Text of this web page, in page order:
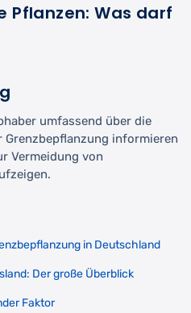
Pflanzen: Was darf
umfassend über die
informieren
Vermeidung von
in Deutschland
Der große Überblick
Faktor